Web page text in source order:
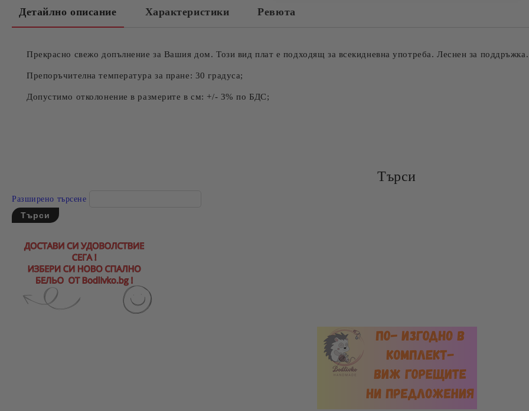
Детайлно описание Характеристики Ревюта
Прекрасно свежо допълнение за Вашия дом. Този вид плат е подходящ за всекидневна употреба. Леснен за поддръжка.
Препоръчителна температура за пране: 30 градуса;
Допустимо отколонение в размерите в см: +/- 3% по БДС;
Търси
Разширено търсене